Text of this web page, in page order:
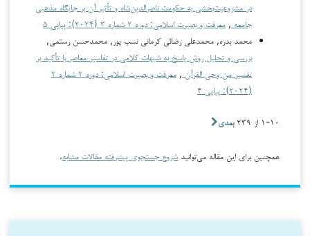
در مشروعیت‌بخشی به حکومت ناصرالدین‌شاه و تأثیر آن بر جایگاه مذهبی
جامعه , معرفت و بصیرت اسلامی: دوره ۲ شماره ۳ (۲۰۲۴): پیاپی ۵
محمد بدره, محمدعلی رضائی کرمانی نسب پور, محمدحسن رستمی,
بررسی و تحلیل روش پاسخ به شبهات کلامی در تفاسیر معاصر با تأکید بر
تفسیر من وحی القرآن ,
معرفت و بصیرت اسلامی: دوره ۲ شماره ۲
(۲۰۲۴): پیاپی ۴
۱-۱۰ از ۲۳۹ بعدی
همچنین برای این مقاله می‌توانید شروع جستجوی پیشرفته مقالات مشابه.